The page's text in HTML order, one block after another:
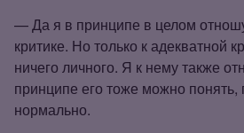
— Да я в принципе в целом
критике. Но только к адекватной
ничего личного. Я к нему также
принципе его тоже можно понять,
нормально.